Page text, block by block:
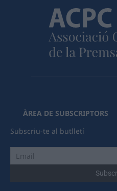
ÀREA DE SUBSCRIPTORS
Subscriu-te al butlletí